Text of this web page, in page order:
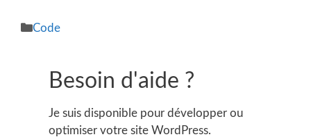
Catégories
Code
Besoin d'aide ?
Je suis disponible pour développer ou
optimiser votre site WordPress.